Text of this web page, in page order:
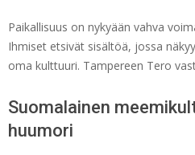
Paikallisuus on nykyään vahva
Ihmiset etsivät sisältöä, jossa
oma kulttuuri. Tampereen Tero
Suomalainen
huumori